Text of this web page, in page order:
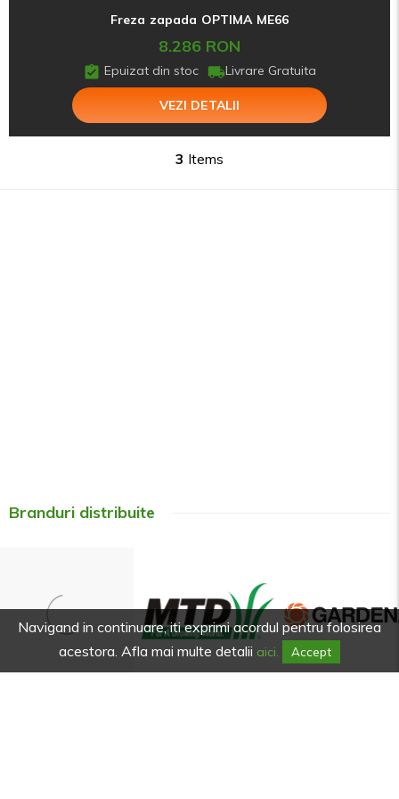
Freza zapada OPTIMA ME66
8.286 RON
Epuizat din stoc Livrare Gratuita
VEZI DETALII
3 Items
Branduri distribuite
Navigand in continuare, iti exprimi acordul pentru folosirea
acestora. Afla mai multe detalii aici. Accept